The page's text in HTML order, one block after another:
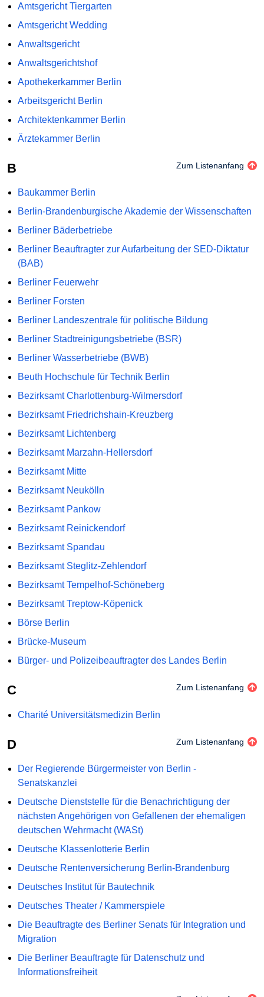
Amtsgericht Tiergarten
Amtsgericht Wedding
Anwaltsgericht
Anwaltsgerichtshof
Apothekerkammer Berlin
Arbeitsgericht Berlin
Architektenkammer Berlin
Ärztekammer Berlin
B Zum Listenanfang
Baukammer Berlin
Berlin-Brandenburgische Akademie der Wissenschaften
Berliner Bäderbetriebe
Berliner Beauftragter zur Aufarbeitung der SED-Diktatur
(BAB)
Berliner Feuerwehr
Berliner Forsten
Berliner Landeszentrale für politische Bildung
Berliner Stadtreinigungsbetriebe (BSR)
Berliner Wasserbetriebe (BWB)
Beuth Hochschule für Technik Berlin
Bezirksamt Charlottenburg-Wilmersdorf
Bezirksamt Friedrichshain-Kreuzberg
Bezirksamt Lichtenberg
Bezirksamt Marzahn-Hellersdorf
Bezirksamt Mitte
Bezirksamt Neukölln
Bezirksamt Pankow
Bezirksamt Reinickendorf
Bezirksamt Spandau
Bezirksamt Steglitz-Zehlendorf
Bezirksamt Tempelhof-Schöneberg
Bezirksamt Treptow-Köpenick
Börse Berlin
Brücke-Museum
Bürger- und Polizeibeauftragter des Landes Berlin
C Zum Listenanfang
Charité Universitätsmedizin Berlin
D Zum Listenanfang
Der Regierende Bürgermeister von Berlin -
Senatskanzlei
Deutsche Dienststelle für die Benachrichtigung der
nächsten Angehörigen von Gefallenen der ehemaligen
deutschen Wehrmacht (WASt)
Deutsche Klassenlotterie Berlin
Deutsche Rentenversicherung Berlin-Brandenburg
Deutsches Institut für Bautechnik
Deutsches Theater / Kammerspiele
Die Beauftragte des Berliner Senats für Integration und
Migration
Die Berliner Beauftragte für Datenschutz und
Informationsfreiheit